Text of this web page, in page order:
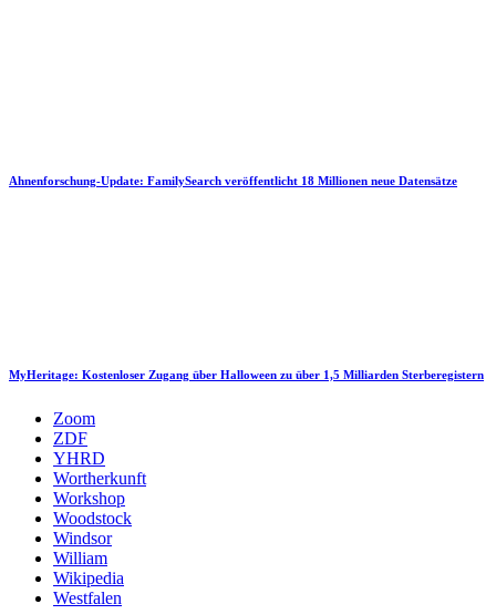
Ahnenforschung-Update: FamilySearch veröffentlicht 18 Millionen neue Datensätze
MyHeritage: Kostenloser Zugang über Halloween zu über 1,5 Milliarden Sterberegistern
Zoom
ZDF
YHRD
Wortherkunft
Workshop
Woodstock
Windsor
William
Wikipedia
Westfalen